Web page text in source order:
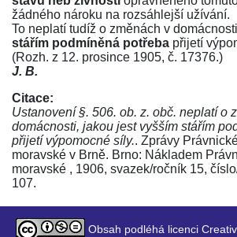
žádného nároku na rozsáhlejší užívání.
To neplatí tudíž o změnách v
stářím podmíněná potřeba přijetí
(Rozh. z 12. prosince 1905, č. 17376.)
J. B.
Citace:
Ustanovení §. 506. ob. z. obč. neplatí o
domácnosti, jakou jest vyšším stářím
přijetí výpomocné síly.. Zprávy
moravské v Brně. Brno: Nákladem
moravské , 1906, svazek/ročník 15,
107.
Obsah podléhá licenci